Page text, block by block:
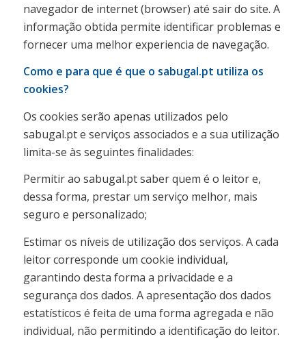
navegador de internet (browser) até sair do site. A
informação obtida permite identificar problemas e
fornecer uma melhor experiencia de navegação.
Como e para que é que o sabugal.pt utiliza os
cookies?
Os cookies serão apenas utilizados pelo
sabugal.pt e serviços associados e a sua utilização
limita-se às seguintes finalidades:
Permitir ao sabugal.pt saber quem é o leitor e,
dessa forma, prestar um serviço melhor, mais
seguro e personalizado;
Estimar os níveis de utilização dos serviços. A cada
leitor corresponde um cookie individual,
garantindo desta forma a privacidade e a
segurança dos dados. A apresentação dos dados
estatísticos é feita de uma forma agregada e não
individual, não permitindo a identificação do leitor.